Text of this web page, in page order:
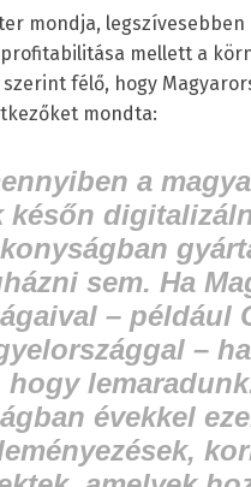
mondja,
mellett a
szerint félő, hogy
mondta:
a
későn
sem. Ha
– például
–
hogy
évekkel